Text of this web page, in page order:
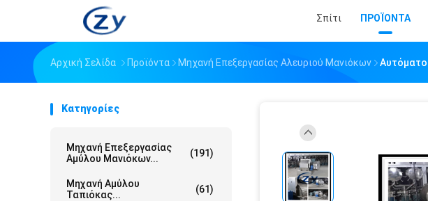
Σπίτι ΠΡΟΪΟΝΤΑ
Αρχική Σελίδα Προϊόντα Μηχανή Επεξεργασίας Αλευριού Μανιόκων Αυτόματο
Κατηγορίες
Μηχανή Επεξεργασίας
Αμύλου Μανιόκων...
(191)
Μηχανή Αμύλου
Ταπιόκας...
(61)